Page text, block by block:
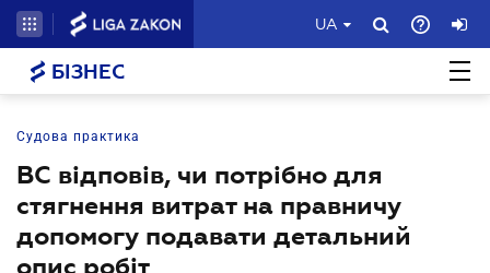
UA
БІЗНЕС
Судова практика
ВС відповів, чи потрібно для
стягнення витрат на правничу
допомогу подавати детальний
опис робіт